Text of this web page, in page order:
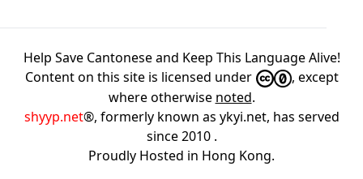
Help Save Cantonese and Keep This Language Alive!
Content on this site is licensed under
, except
where otherwise noted.
shyyp.net®, formerly known as ykyi.net, has served
since 2010 .
Proudly Hosted in Hong Kong.